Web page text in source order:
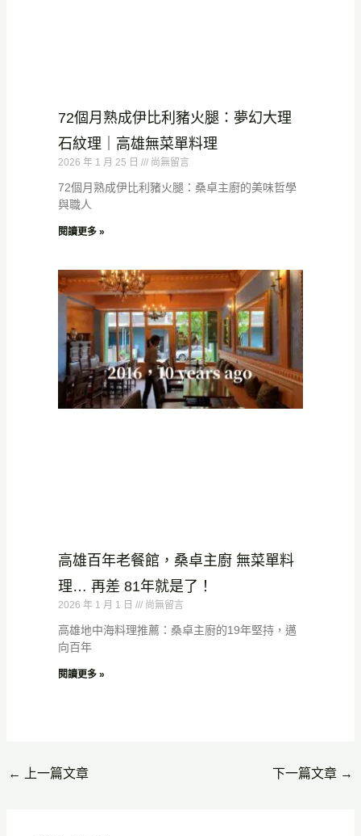
72個月熟成伊比利豬火腿：夢幻大理
石紋理｜高雄無菜單料理
2026 年 1 月 25 日 尚無留言
72個月熟成伊比利豬火腿：桑卓主廚的美味哲學
與職人
閱讀更多 »
高雄百年老餐館，桑卓主廚 無菜單料
理… 再差 81年就是了！
2026 年 1 月 1 日 尚無留言
高雄地中海料理推薦：桑卓主廚的19年堅持，邁
向百年
閱讀更多 »
← 上一篇文章 下一篇文章 →